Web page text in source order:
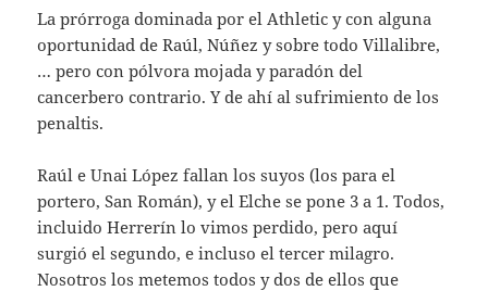
La prórroga dominada por el Athletic y con alguna
oportunidad de Raúl, Núñez y sobre todo Villalibre,
… pero con pólvora mojada y paradón del
cancerbero contrario. Y de ahí al sufrimiento de los
penaltis.
Raúl e Unai López fallan los suyos (los para el
portero, San Román), y el Elche se pone 3 a 1. Todos,
incluido Herrerín lo vimos perdido, pero aquí
surgió el segundo, e incluso el tercer milagro.
Nosotros los metemos todos y dos de ellos que